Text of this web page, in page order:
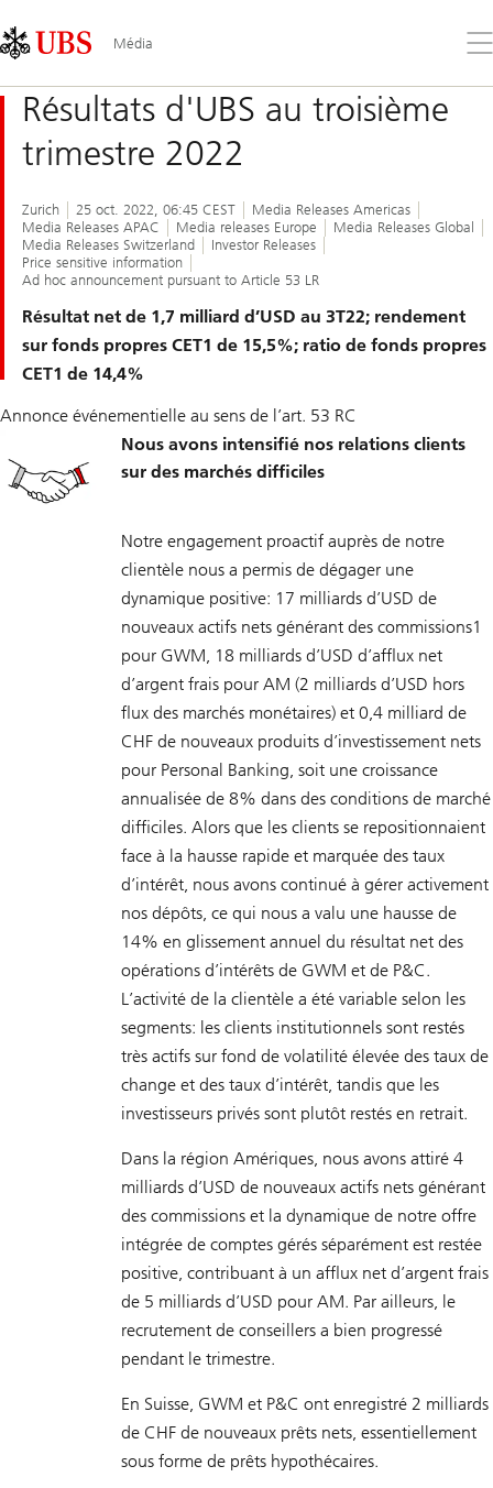
Links
Area
Média
le
Résultats d'UBS au troisième
trimestre 2022
Zurich 25 oct. 2022, 06:45 CEST
Media Releases Americas
Media Releases APAC
Media releases Europe
Media Releases Global
Media Releases Switzerland
Investor Releases
Price sensitive information
Ad hoc announcement pursuant to Article 53 LR
Résultat net de 1,7 milliard d’USD au 3T22; rendement
sur fonds propres CET1 de 15,5%; ratio de fonds propres
CET1 de 14,4%
Annonce événementielle au sens de l’art. 53 RC
Nous avons intensifié nos relations clients
sur des marchés difficiles
Notre engagement proactif auprès de notre
clientèle nous a permis de dégager une
dynamique positive: 17 milliards d’USD de
nouveaux actifs nets générant des commissions1
pour GWM, 18 milliards d’USD d’afflux net
d’argent frais pour AM (2 milliards d’USD hors
flux des marchés monétaires) et 0,4 milliard de
CHF de nouveaux produits d’investissement nets
pour Personal Banking, soit une croissance
annualisée de 8% dans des conditions de marché
difficiles. Alors que les clients se repositionnaient
face à la hausse rapide et marquée des taux
d’intérêt, nous avons continué à gérer activement
nos dépôts, ce qui nous a valu une hausse de
14% en glissement annuel du résultat net des
opérations d’intérêts de GWM et de P&C.
L’activité de la clientèle a été variable selon les
segments: les clients institutionnels sont restés
très actifs sur fond de volatilité élevée des taux de
change et des taux d’intérêt, tandis que les
investisseurs privés sont plutôt restés en retrait.
Dans la région Amériques, nous avons attiré 4
milliards d’USD de nouveaux actifs nets générant
des commissions et la dynamique de notre offre
intégrée de comptes gérés séparément est restée
positive, contribuant à un afflux net d’argent frais
de 5 milliards d’USD pour AM. Par ailleurs, le
recrutement de conseillers a bien progressé
pendant le trimestre.
En Suisse, GWM et P&C ont enregistré 2 milliards
de CHF de nouveaux prêts nets, essentiellement
sous forme de prêts hypothécaires.